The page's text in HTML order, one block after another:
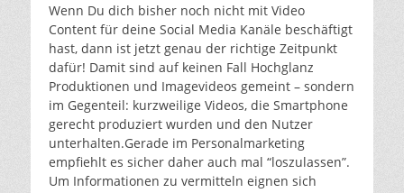
Wenn Du dich bisher noch nicht mit Video
Content für deine Social Media Kanäle beschäftigt
hast, dann ist jetzt genau der richtige Zeitpunkt
dafür! Damit sind auf keinen Fall Hochglanz
Produktionen und Imagevideos gemeint – sondern
im Gegenteil: kurzweilige Videos, die Smartphone
gerecht produziert wurden und den Nutzer
unterhalten.Gerade im Personalmarketing
empfiehlt es sicher daher auch mal “loszulassen”.
Um Informationen zu vermitteln eignen sich